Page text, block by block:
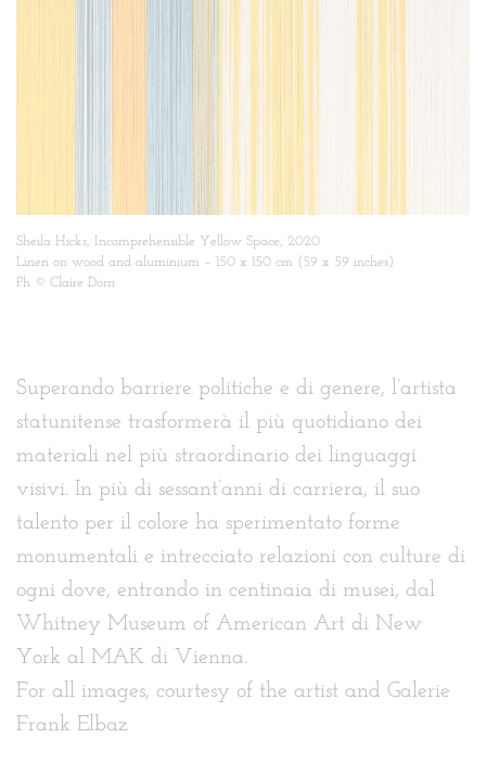
Sheila Hicks, Incomprehensible Yellow Space, 2020
Linen on wood and aluminium – 150 x 150 cm (59 x 59 inches)
Ph © Claire Dorn
Superando barriere politiche e di genere, l’artista
statunitense trasformerà il più quotidiano dei
materiali nel più straordinario dei linguaggi
visivi. In più di sessant’anni di carriera, il suo
talento per il colore ha sperimentato forme
monumentali e intrecciato relazioni con culture di
ogni dove, entrando in centinaia di musei, dal
Whitney Museum of American Art di New
York al MAK di Vienna.
For all images, courtesy of the artist and Galerie
Frank Elbaz